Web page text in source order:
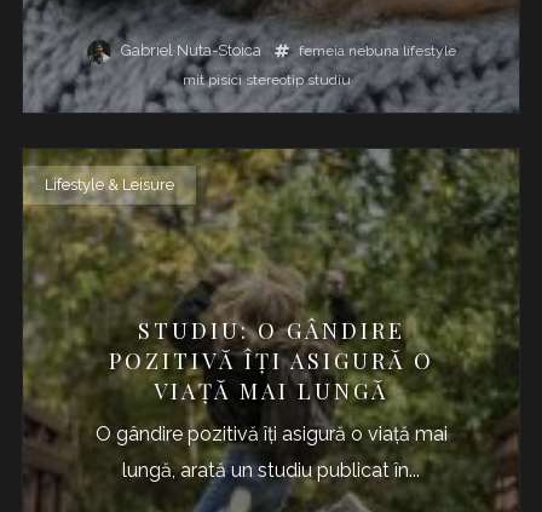
Gabriel Nuta-Stoica femeia nebuna lifestyle
mit pisici stereotip studiu
Lifestyle & Leisure
STUDIU: O GÂNDIRE
POZITIVĂ ÎȚI ASIGURĂ O
VIAȚĂ MAI LUNGĂ
O gândire pozitivă îți asigură o viață mai
lungă, arată un studiu publicat în...